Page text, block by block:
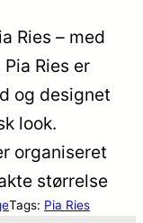
Ries – med
Ries er
og designet
look.
organiseret
størrelse
Tags: Pia Ries